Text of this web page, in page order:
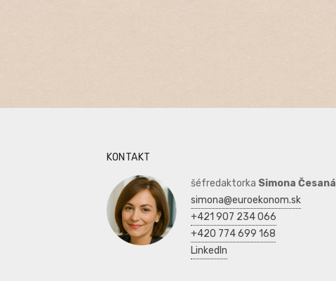
KONTAKT
šéfredaktorka Simona Česaná
simona@euroekonom.sk
+421 907 234 066
+420 774 699 168
LinkedIn